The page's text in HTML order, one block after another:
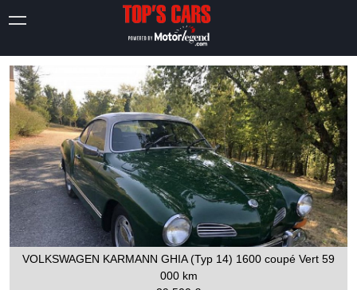
VOLKSWAGEN KARMANN GHIA (Typ 14) 1600 coupé Vert 59
000 km